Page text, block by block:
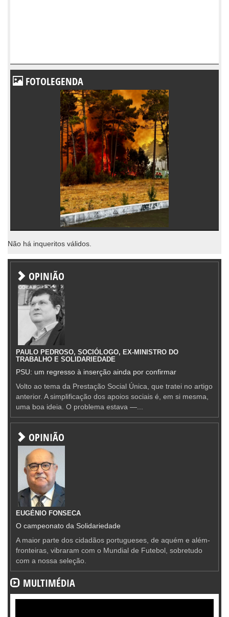
FOTOLEGENDA
Não há inqueritos válidos.
OPINIÃO
PAULO PEDROSO, SOCIÓLOGO, EX-MINISTRO DO
TRABALHO E SOLIDARIEDADE
PSU: um regresso à inserção ainda por confirmar
Volto ao tema da Prestação Social Única, que tratei no artigo
anterior. A simplificação dos apoios sociais é, em si mesma,
uma boa ideia. O problema estava —...
OPINIÃO
EUGÉNIO FONSECA
O campeonato da Solidariedade
A maior parte dos cidadãos portugueses, de aquém e além-
fronteiras, vibraram com o Mundial de Futebol, sobretudo
com a nossa seleção.
MULTIMÉDIA